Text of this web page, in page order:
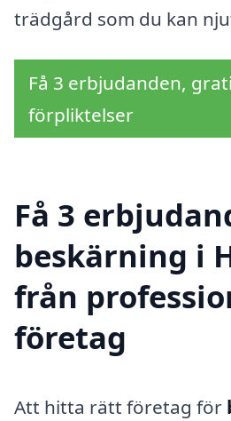
trädgård som du kan
Få 3 erbjudanden,
förpliktelser
Få 3
beskärning i
från
företag
Att hitta rätt företag för